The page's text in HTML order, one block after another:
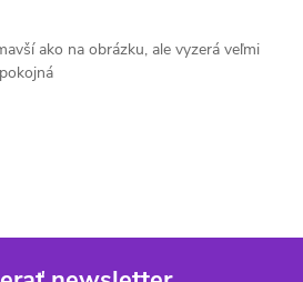
ako na obrázku, ale vyzerá veľmi